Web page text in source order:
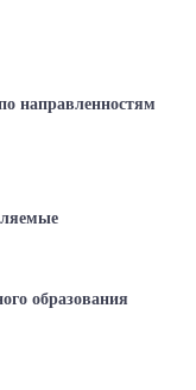
направленностям
образования